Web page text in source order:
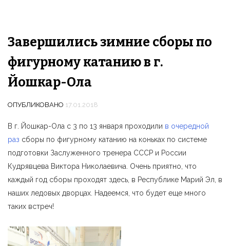
Завершились зимние сборы по
фигурному катанию в г.
Йошкар-Ола
ОПУБЛИКОВАНО 17.01.2018
В г. Йошкар-Ола с 3 по 13 января проходили в очередной
раз сборы по фигурному катанию на коньках по системе
подготовки Заслуженного тренера СССР и России
Кудрявцева Виктора Николаевича. Очень приятно, что
каждый год сборы проходят здесь, в Республике Марий Эл, в
наших ледовых дворцах. Надеемся, что будет еще много
таких встреч!